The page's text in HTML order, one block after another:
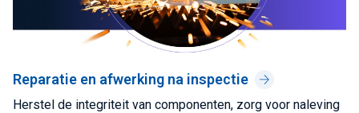
Reparatie en afwerking na inspectie
Herstel de integriteit van componenten, zorg voor naleving